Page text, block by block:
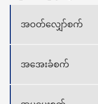
အဝတ်လျှော်စက်
အအေးခံစက်